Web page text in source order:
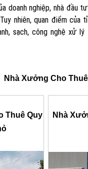
doanh nghiệp, nhà đầu
nhiên, quan điểm của
sạch, công nghệ xử
Nhà Xưởng Cho Thuê
Thuê Quy
Nhà